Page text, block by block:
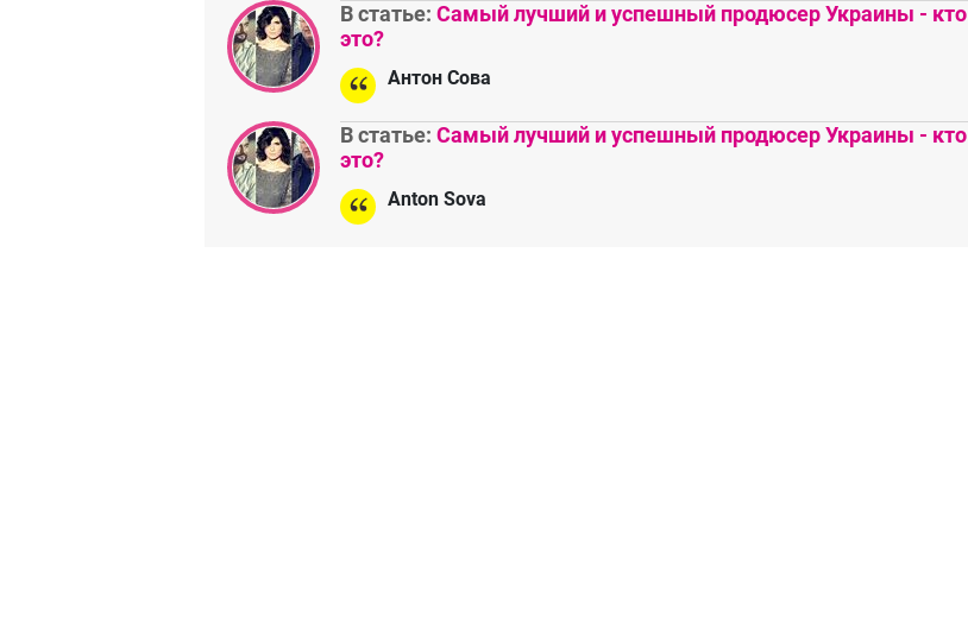
В статье: Самый лучший и успешный продюсер Украины - кто
это?
Антон Сова
В статье: Самый лучший и успешный продюсер Украины - кто
это?
Anton Sova